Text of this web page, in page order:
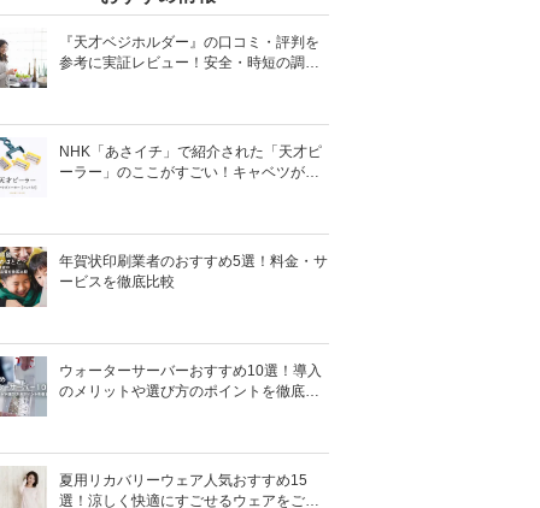
『天才ベジホルダー』の口コミ・評判を
参考に実証レビュー！安全・時短の調理
NHK「あさイチ」で紹介された「天才ピ
ーラー」のここがすごい！キャベツがほ
年賀状印刷業者のおすすめ5選！料金・サ
ービスを徹底比較
ウォーターサーバーおすすめ10選！導入
のメリットや選び方のポイントを徹底解
夏用リカバリーウェア人気おすすめ15
選！涼しく快適にすごせるウェアをご紹